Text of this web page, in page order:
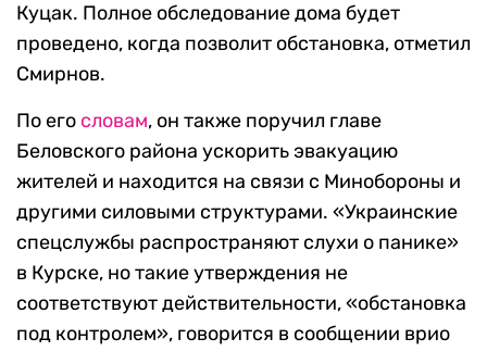
Куцак. Полное обследование дома будет
проведено, когда позволит обстановка, отметил
Смирнов.
По его словам, он также поручил главе
Беловского района ускорить эвакуацию
жителей и находится на связи с Минобороны и
другими силовыми структурами. «Украинские
спецслужбы распространяют слухи о панике»
в Курске, но такие утверждения не
соответствуют действительности, «обстановка
под контролем», говорится в сообщении врио